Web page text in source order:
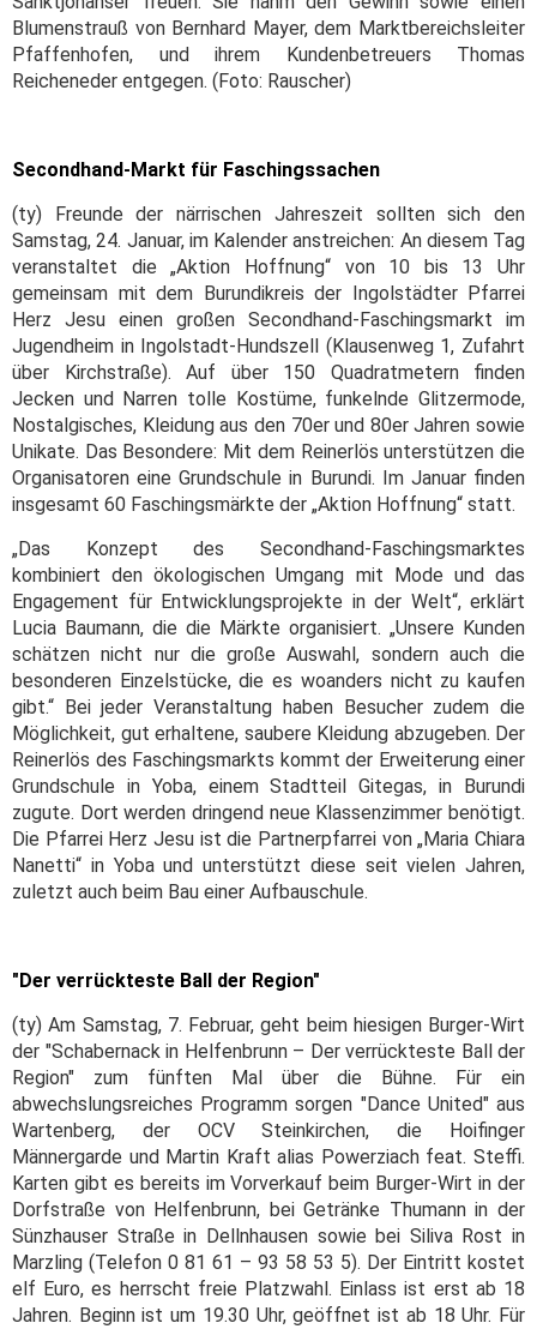
Blumenstrauß von Bernhard Mayer, dem Marktbereichsleiter
Pfaffenhofen, und ihrem Kundenbetreuers Thomas
Reicheneder entgegen. (Foto: Rauscher)
Secondhand-Markt für Faschingssachen
(ty) Freunde der närrischen Jahreszeit sollten sich den
Samstag, 24. Januar, im Kalender anstreichen: An diesem Tag
veranstaltet die „Aktion Hoffnung“ von 10 bis 13 Uhr
gemeinsam mit dem Burundikreis der Ingolstädter Pfarrei
Herz Jesu einen großen Secondhand-Faschingsmarkt im
Jugendheim in Ingolstadt-Hundszell (Klausenweg 1, Zufahrt
über Kirchstraße). Auf über 150 Quadratmetern finden
Jecken und Narren tolle Kostüme, funkelnde Glitzermode,
Nostalgisches, Kleidung aus den 70er und 80er Jahren sowie
Unikate. Das Besondere: Mit dem Reinerlös unterstützen die
Organisatoren eine Grundschule in Burundi. Im Januar finden
insgesamt 60 Faschingsmärkte der „Aktion Hoffnung“ statt.
„Das Konzept des Secondhand-Faschingsmarktes
kombiniert den ökologischen Umgang mit Mode und das
Engagement für Entwicklungsprojekte in der Welt“, erklärt
Lucia Baumann, die die Märkte organisiert. „Unsere Kunden
schätzen nicht nur die große Auswahl, sondern auch die
besonderen Einzelstücke, die es woanders nicht zu kaufen
gibt.“ Bei jeder Veranstaltung haben Besucher zudem die
Möglichkeit, gut erhaltene, saubere Kleidung abzugeben. Der
Reinerlös des Faschingsmarkts kommt der Erweiterung einer
Grundschule in Yoba, einem Stadtteil Gitegas, in Burundi
zugute. Dort werden dringend neue Klassenzimmer benötigt.
Die Pfarrei Herz Jesu ist die Partnerpfarrei von „Maria Chiara
Nanetti“ in Yoba und unterstützt diese seit vielen Jahren,
zuletzt auch beim Bau einer Aufbauschule.
"Der verrückteste Ball der Region"
(ty) Am Samstag, 7. Februar, geht beim hiesigen Burger-Wirt
der "Schabernack in Helfenbrunn – Der verrückteste Ball der
Region" zum fünften Mal über die Bühne. Für ein
abwechslungsreiches Programm sorgen "Dance United" aus
Wartenberg, der OCV Steinkirchen, die Hoifinger
Männergarde und Martin Kraft alias Powerziach feat. Steffi.
Karten gibt es bereits im Vorverkauf beim Burger-Wirt in der
Dorfstraße von Helfenbrunn, bei Getränke Thumann in der
Sünzhauser Straße in Dellnhausen sowie bei Siliva Rost in
Marzling (Telefon 0 81 61 – 93 58 53 5). Der Eintritt kostet
elf Euro, es herrscht freie Platzwahl. Einlass ist erst ab 18
Jahren. Beginn ist um 19.30 Uhr, geöffnet ist ab 18 Uhr. Für